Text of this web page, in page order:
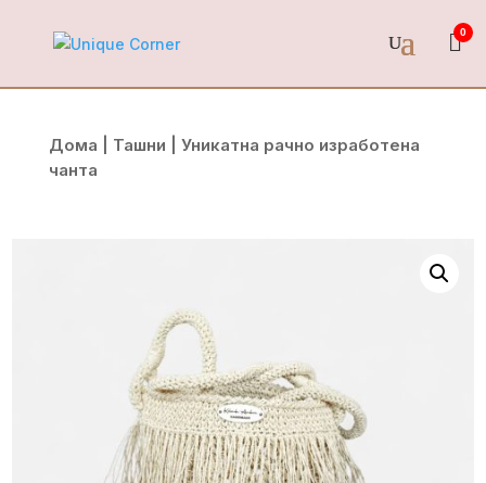
0
Дома Ташни | Уникатна рачно изработена
чанта